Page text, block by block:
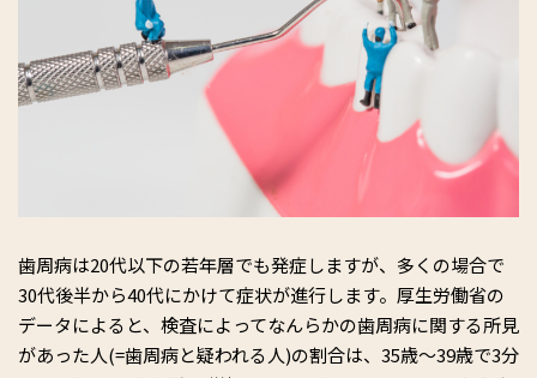
歯周病は20代以下の若年層でも発症しますが、多くの場合で
30代後半から40代にかけて症状が進行します。厚生労働省の
データによると、検査によってなんらかの歯周病に関する所見
があった人(=歯周病と疑われる人)の割合は、35歳～39歳で3分